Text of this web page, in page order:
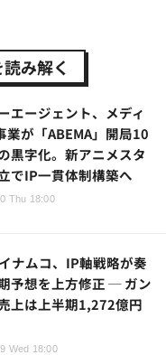
み解く
エージェント、メディ
業が「ABEMA」開局10
黒字化。新アニメスタ
でIP一貫体制構築へ
Thu 18:00
ナムコ、IP軸戦略が奏
予想を上方修正 ─ ガン
上は上半期1,272億円
Wed 18:00